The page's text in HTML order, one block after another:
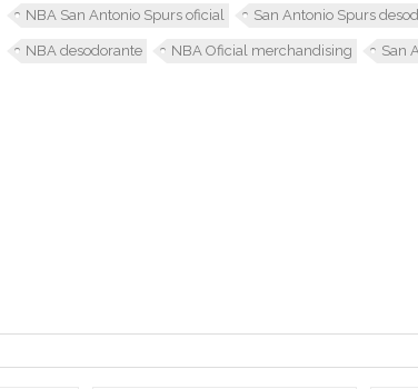
NBA San Antonio Spurs oficial San Antonio Spurs
NBA desodorante NBA Oficial merchandising San